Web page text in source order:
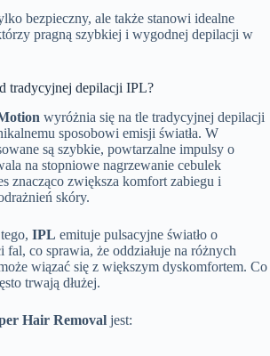
bezpieczny, ale także stanowi idealne
pragną szybkiej i wygodnej depilacji w
tradycyjnej depilacji IPL?
wyróżnia się na tle tradycyjnej depilacji
sposobowi emisji światła. W
są szybkie, powtarzalne impulsy o
na stopniowe nagrzewanie cebulek
znacząco zwiększa komfort zabiegu i
skóry.
IPL emituje pulsacyjne światło o
fal, co sprawia, że oddziałuje na różnych
wiązać się z większym dyskomfortem. Co
trwają dłużej.
Hair Removal jest: